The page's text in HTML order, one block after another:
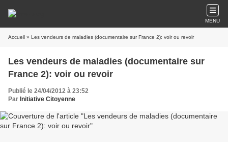
MENU
Accueil » Les vendeurs de maladies (documentaire sur France 2): voir ou revoir
Les vendeurs de maladies (documentaire sur
France 2): voir ou revoir
Publié le 24/04/2012 à 23:52
Par Initiative Citoyenne